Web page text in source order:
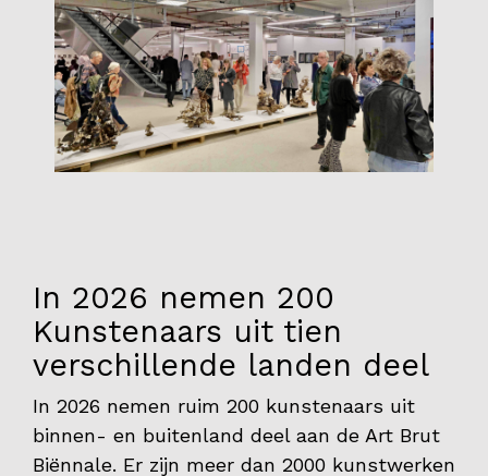
Over ons
Art Brut
Nieuws
ANBI
Fotoalbums
Contact
In 2026 nemen 200
Kunstenaars uit tien
verschillende landen deel
In 2026 nemen ruim 200 kunstenaars uit
binnen- en buitenland deel aan de Art Brut
Biënnale. Er zijn meer dan 2000 kunstwerken